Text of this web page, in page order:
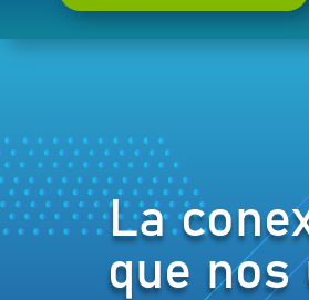
La
que nos